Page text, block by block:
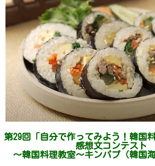
第29回「自分で作ってみよう！韓国
感想文コンテスト
～韓国料理教室〜キンパプ（韓国